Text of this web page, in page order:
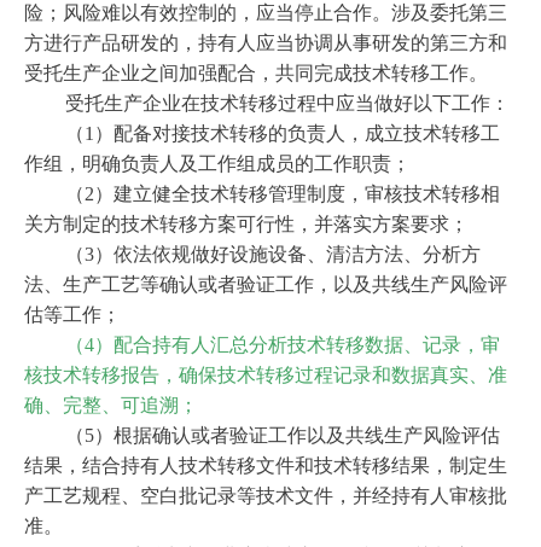
险；风险难以有效控制的，应当停止合作。涉及委托第三
方进行产品研发的，持有人应当协调从事研发的第三方和
受托生产企业之间加强配合，共同完成技术转移工作。
受托生产企业在技术转移过程中应当做好以下工作：
（1）配备对接技术转移的负责人，成立技术转移工
作组，明确负责人及工作组成员的工作职责；
（2）建立健全技术转移管理制度，审核技术转移相
关方制定的技术转移方案可行性，并落实方案要求；
（3）依法依规做好设施设备、清洁方法、分析方
法、生产工艺等确认或者验证工作，以及共线生产风险评
估等工作；
（4）配合持有人汇总分析技术转移数据、记录，审
核技术转移报告，确保技术转移过程记录和数据真实、准
确、完整、可追溯；
（5）根据确认或者验证工作以及共线生产风险评估
结果，结合持有人技术转移文件和技术转移结果，制定生
产工艺规程、空白批记录等技术文件，并经持有人审核批
准。